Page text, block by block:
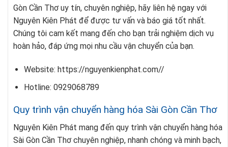
Gòn Cần Thơ uy tín, chuyên nghiệp, hãy liên hệ ngay với
Nguyên Kiên Phát để được tư vấn và báo giá tốt nhất.
Chúng tôi cam kết mang đến cho bạn trải nghiệm dịch vụ
hoàn hảo, đáp ứng mọi nhu cầu vận chuyển của bạn.
Website: https://nguyenkienphat.com//
Hotline: 0929068789
Quy trình vận chuyển hàng hóa Sài Gòn Cần Thơ
Nguyên Kiên Phát mang đến quy trình vận chuyển hàng hóa
Sài Gòn Cần Thơ chuyên nghiệp, nhanh chóng và minh bạch,